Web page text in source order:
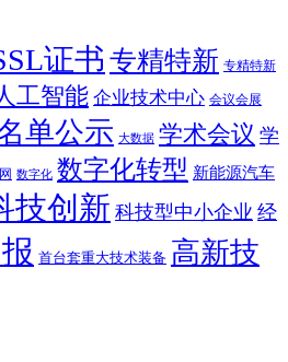
证书 专精特新 专精特新
工智能 企业技术中心 会议会展
单公示 大数据 学术会议 学
数字化 数字化转型 新能源汽车
技创新 科技型中小企业 经
首台套重大技术装备 高新技